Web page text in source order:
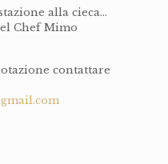
alla cieca…
Chef Mimo
contattare